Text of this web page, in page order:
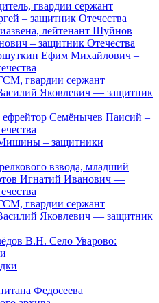
гвардии сержант
– защитник Отечества
лейтенант Шуйнов
– защитник Отечества
Ефим Михайлович –
гвардии сержант
Яковлевич — защитник
ефрейтор Семёнычев Паисий –
– защитники
взвода, младший
Игнатий Иванович —
гвардии сержант
Яковлевич — защитник
В.Н. Село Уварово:
Федосеева